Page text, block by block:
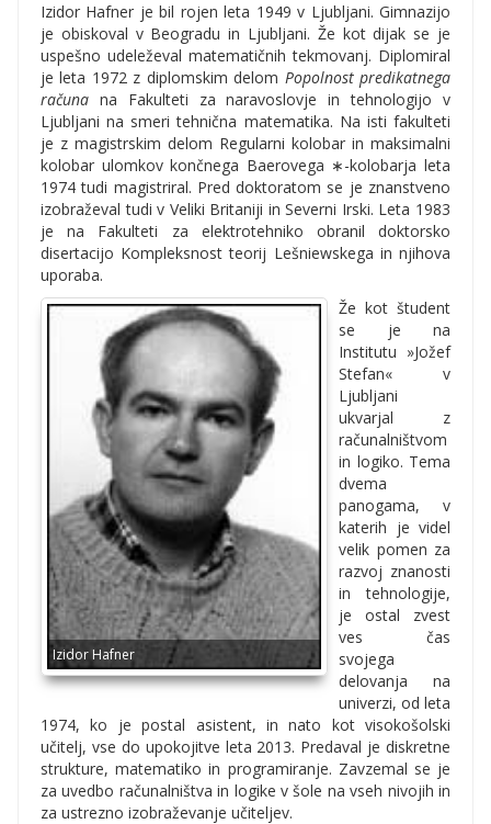
Izidor Hafner je bil rojen leta 1949 v Ljubljani. Gimnazijo
je obiskoval v Beogradu in Ljubljani. Že kot dijak se je
uspešno udeleževal matematičnih tekmovanj. Diplomiral
je leta 1972 z diplomskim delom Popolnost predikatnega
računa na Fakulteti za naravoslovje in tehnologijo v
Ljubljani na smeri tehnična matematika. Na isti fakulteti
je z magistrskim delom Regularni kolobar in maksimalni
kolobar ulomkov končnega Baerovega ∗-kolobarja leta
1974 tudi magistriral. Pred doktoratom se je znanstveno
izobraževal tudi v Veliki Britaniji in Severni Irski. Leta 1983
je na Fakulteti za elektrotehniko obranil doktorsko
disertacijo Kompleksnost teorij Lešniewskega in njihova
uporaba.
Izidor Hafner
Že kot študent
se je na
Institutu »Jožef
Stefan« v
Ljubljani
ukvarjal z
računalništvom
in logiko. Tema
dvema
panogama, v
katerih je videl
velik pomen za
razvoj znanosti
in tehnologije,
je ostal zvest
ves čas
svojega
delovanja na
univerzi, od leta
1974, ko je postal asistent, in nato kot visokošolski
učitelj, vse do upokojitve leta 2013. Predaval je diskretne
strukture, matematiko in programiranje. Zavzemal se je
za uvedbo računalništva in logike v šole na vseh nivojih in
za ustrezno izobraževanje učiteljev.